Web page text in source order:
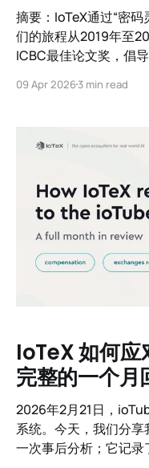
摘要：IoTeX通过“密
们的旅程从2019年至
ICBC最佳论文奖，倡
线，IoTeX正在从学术
09 Apr 20263 min read
IoTeX 如何应
完整的一个月
2026年2月21日，
系统。今天，我们分
一次事后分析；它记录